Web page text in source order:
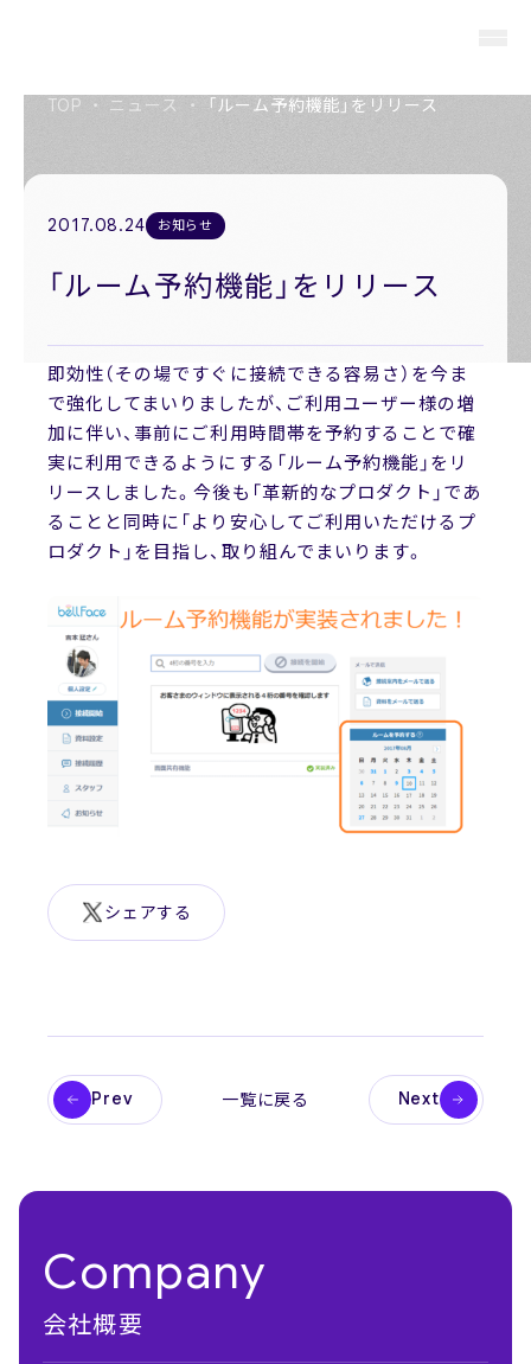
About us
私たちについて
Members
役員紹介
Company
会社概要
Recruit
採用情報
News
お問い合わせ
TOP ・ ニュース ・ 「ルーム予約機能」をリリース
2017.08.24 お知らせ
「ルーム予約機能」をリリース
即効性（その場ですぐに接続できる容易さ）を今ま
で強化してまいりましたが、ご利用ユーザー様の増
加に伴い、事前にご利用時間帯を予約することで確
実に利用できるようにする「ルーム予約機能」をリ
リースしました。今後も「革新的なプロダクト」であ
ることと同時に「より安心してご利用いただけるプ
ロダクト」を目指し、取り組んでまいります。
シェアする
Prev 一覧に戻る Next
Company
会社概要